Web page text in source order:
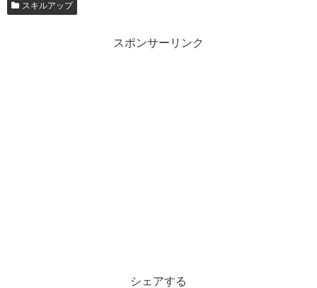
スキルアップ
スポンサーリンク
シェアする